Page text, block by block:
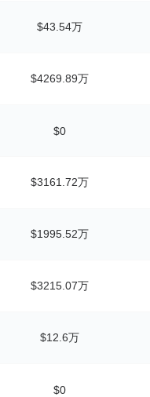
$43.54万
$4269.89万
$0
$3161.72万
$1995.52万
$3215.07万
$12.6万
$0